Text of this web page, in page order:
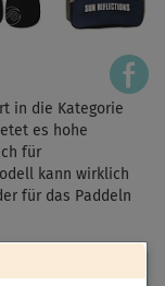
in die Kategorie
es hohe
für
kann wirklich
für das Paddeln